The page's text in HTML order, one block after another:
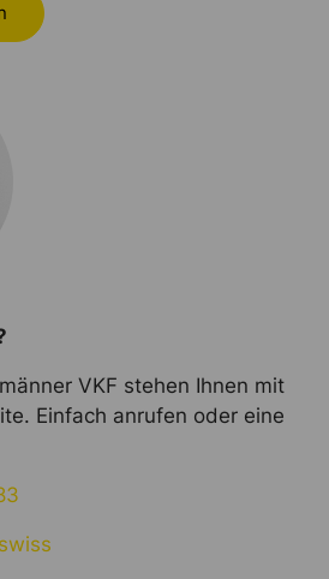
VKF stehen Ihnen mit
Einfach anrufen oder eine